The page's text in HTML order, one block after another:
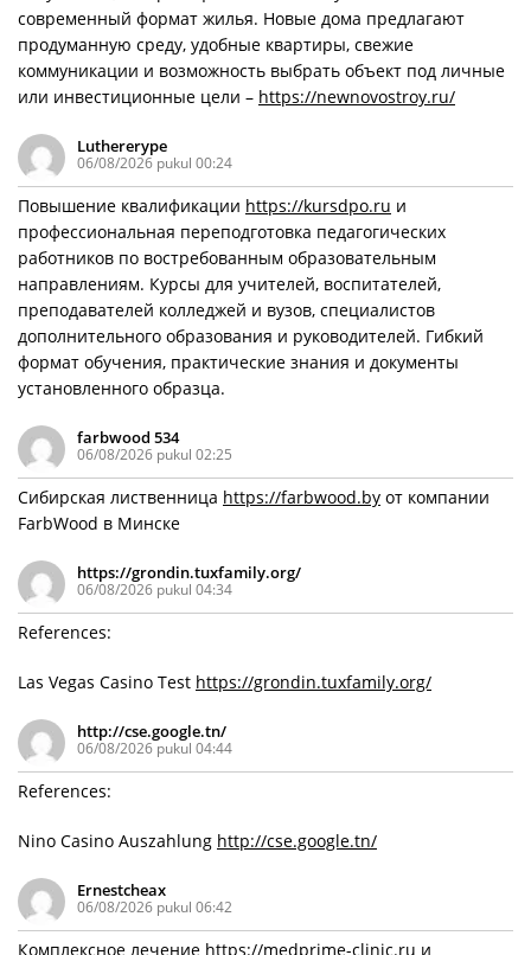
современный формат жилья. Новые дома предлагают
продуманную среду, удобные квартиры, свежие
коммуникации и возможность выбрать объект под личные
или инвестиционные цели – https://newnovostroy.ru/
Luthererype
06/08/2026 pukul 00:24
Повышение квалификации https://kursdpo.ru и
профессиональная переподготовка педагогических
работников по востребованным образовательным
направлениям. Курсы для учителей, воспитателей,
преподавателей колледжей и вузов, специалистов
дополнительного образования и руководителей. Гибкий
формат обучения, практические знания и документы
установленного образца.
farbwood 534
06/08/2026 pukul 02:25
Сибирская лиственница https://farbwood.by от компании
FarbWood в Минске
https://grondin.tuxfamily.org/
06/08/2026 pukul 04:34
References:
Las Vegas Casino Test https://grondin.tuxfamily.org/
http://cse.google.tn/
06/08/2026 pukul 04:44
References:
Nino Casino Auszahlung http://cse.google.tn/
Ernestcheax
06/08/2026 pukul 06:42
Комплексное лечение https://medprime-clinic.ru и